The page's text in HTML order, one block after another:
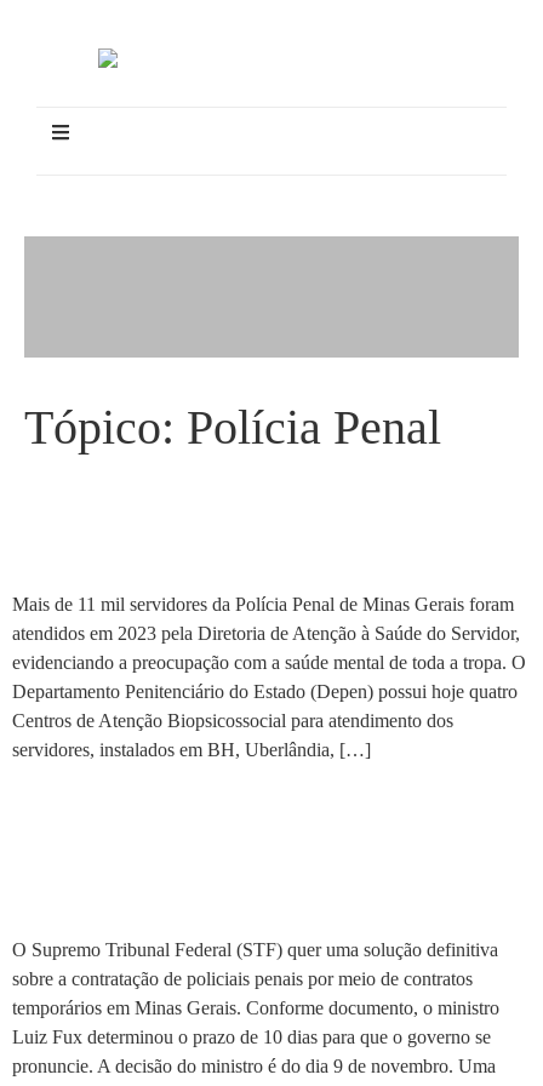
Tópico: Polícia Penal
Mais de 11 mil servidores da Polícia Penal de Minas Gerais foram
atendidos em 2023 pela Diretoria de Atenção à Saúde do Servidor,
evidenciando a preocupação com a saúde mental de toda a tropa. O
Departamento Penitenciário do Estado (Depen) possui hoje quatro
Centros de Atenção Biopsicossocial para atendimento dos
servidores, instalados em BH, Uberlândia, […]
O Supremo Tribunal Federal (STF) quer uma solução definitiva
sobre a contratação de policiais penais por meio de contratos
temporários em Minas Gerais. Conforme documento, o ministro
Luiz Fux determinou o prazo de 10 dias para que o governo se
pronuncie. A decisão do ministro é do dia 9 de novembro. Uma